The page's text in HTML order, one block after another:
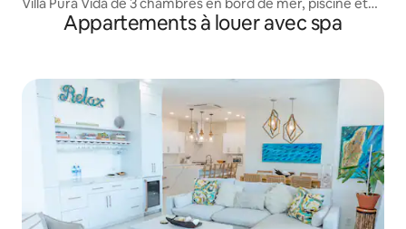
Appartements à louer avec spa